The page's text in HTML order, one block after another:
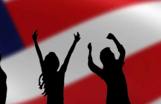
واردات خودرو گران‌تر شد/ جهش گواهی